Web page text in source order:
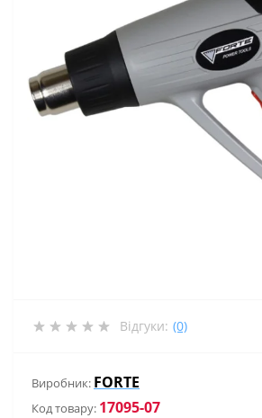
Відгуки: (0)
Виробник: FORTE
Код товару: 17095-07